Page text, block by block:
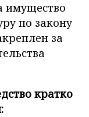
имущество
по закону
за
кратко